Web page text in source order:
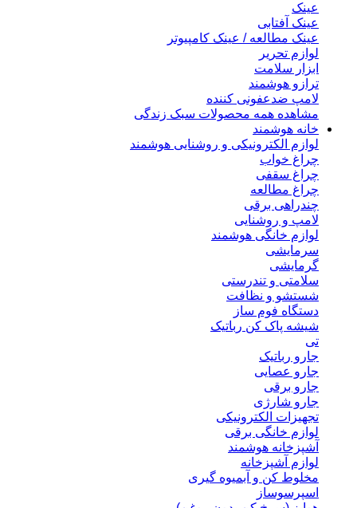
عینک
عینک آفتابی
عینک مطالعه / عینک کامپیوتر
لوازم تحریر
ابزار سلامت
ترازو هوشمند
لامپ ضدعفونی کننده
مشاهده همه محصولات سبک زندگی
خانه هوشمند
لوازم الکترونیکی و روشنایی هوشمند
چراغ خواب
چراغ سقفی
چراغ مطالعه
چندراهی برقی
لامپ و روشنایی
لوازم خانگی هوشمند
سرمایشی
گرمایشی
سلامتی و تندرستی
شستشو و نظافت
دستگاه فوم ساز
شیشه پاک کن رباتیک
تی
جارو رباتیک
جارو عصایی
جارو برقی
جارو شارژی
تجهیزات الکترونیکی
لوازم خانگی برقی
آشپزخانه هوشمند
لوازم آشپزخانه
مخلوط کن و آبمیوه گیری
اسپرسوساز